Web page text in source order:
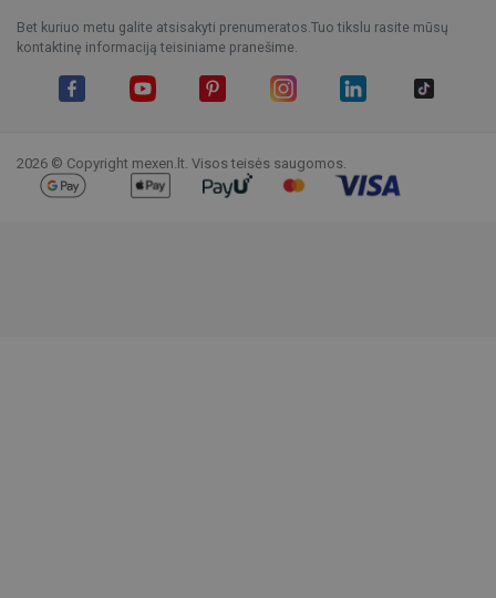
Bet kuriuo metu galite atsisakyti prenumeratos.Tuo tikslu rasite mūsų
kontaktinę informaciją teisiniame pranešime.
2026 © Copyright mexen.lt. Visos teisės saugomos.